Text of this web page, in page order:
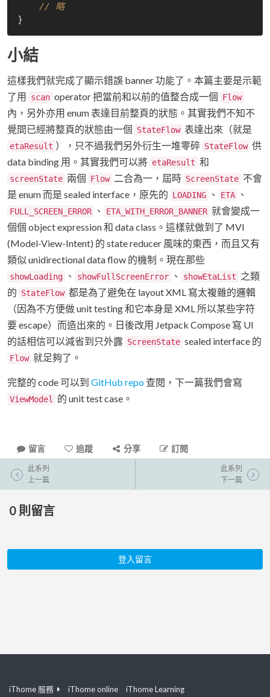
// 略
小結
這樣我們就完成了顯示錯誤 banner 功能了。本篇主要是示範
了用
scan operator 把當前和以前的值整合成一個 Flow
內，另外亦用 enum 表達目前整頁的狀態。其實我們不知不
覺間已經將整頁的狀態由一個
StateFlow 表達出來（就是
etaResult ），只不過我們另外衍生一堆零碎 StateFlow 供
data binding 用。其實我們可以將 etaResult 和
screenState 兩個 Flow 二合為一，屆時 ScreenState 不會
是 enum 而是 sealed interface，原先的 LOADING 、 ETA 、
FULL_SCREEN_ERROR 、 ETA_WITH_ERROR_BANNER 就會變成一
個個 object expression 和 data class。這樣就做到了 MVI
(Model-View-Intent) 的 state reducer 風味的東西，而且又有
類似 unidirectional data flow 的機制。現在那些
showLoading 、 showFullScreenError 、 showEtaList 之類
的 StateFlow 都是為了避免在 layout XML 寫太複雜的邏輯
（因為不方便做 unit testing 和它本身是 XML 所以某些字符
要 escape）而造出來的。日後改用 Jetpack Compose 寫 UI
的話相信可以減省到只外露 ScreenState sealed interface 的
Flow 就足夠了。
完整的 code 可以到 GitHub repo 查閱，下一篇我們會寫
ViewModel 的 unit test case。
留言 追蹤 分享 訂閱
此系列
上一篇
此系列
下一篇
0 則留言
登入留言
iThome 服務 iThome online iThome Learning